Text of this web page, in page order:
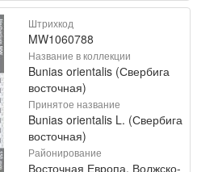
Штрихкод
MW1060788
Название в коллекции
Bunias orientalis (Свербига
восточная)
Принятое название
Bunias orientalis L. (Свербига
восточная)
Районирование
Восточная Европа, Волжско-